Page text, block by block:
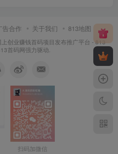
告合作 关于我们 813地图
创业赚钱首码项目发布推广平台 - 813
首码网强力驱动.
扫码加微信